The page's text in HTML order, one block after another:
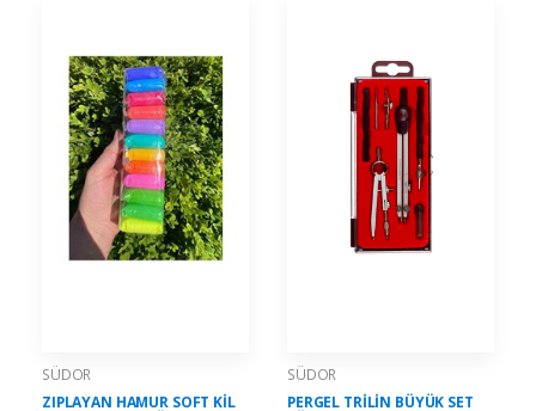
SÜDOR
ZIPLAYAN HAMUR SOFT KİL
SÜDOR
PERGEL TRİLİN BÜYÜK SET